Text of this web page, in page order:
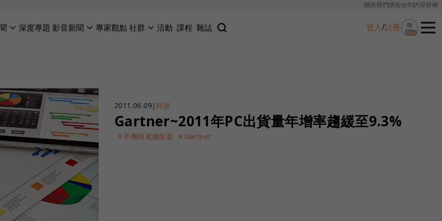
關於我們廣告合作內容授權
深度專題 影音新聞 專家觀點社群 活動 課程 雜誌 登入/註冊
2011.06.09 |科技
Gartner~2011年PC出貨量年增率趨緩至9.3%
＃手機與電腦裝置 ＃Gartner